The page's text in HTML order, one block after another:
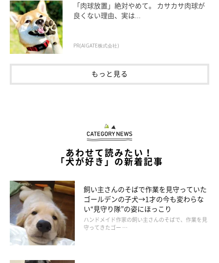
京都府在住。柴犬の魅力をイラストで表現してSNSで発信、共感
を呼び、「ここ柴部」のハッシュタグとともに話題に。そのイラ
ストは、ドラマ・映画「柴公園」のエンドロールにも登場。柴犬
たちのクスッと笑える生態を描いた書籍「柴犬のここが好き」を
「肉球放置」絶対やめて。 カサカサ肉球が
良くない理由、実は...
PR(AIGATE株式会社)
もっと見る
あわせて読みたい！
「犬が好き」の新着記事
飼い主さんのそばで作業を見守っていた
ゴールデンの子犬→1才の今も変わらな
い“見守り隊”の姿にほっこり
ハンドメイド作家の飼い主さんのそばで、作業を見
守ってきたゴー …